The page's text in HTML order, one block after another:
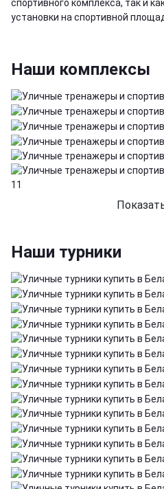
спортивного комплекса, так и
установки на спортивной
Наши комплексы
Наши турники